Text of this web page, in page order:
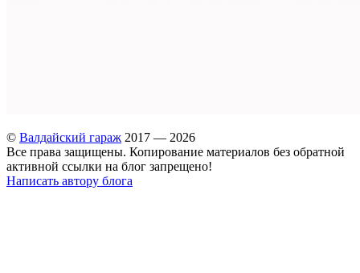
© Валдайский гараж 2017 — 2026
Все права защищены. Копирование материалов без обратной
активной ссылки на блог запрещено!
Написать автору блога